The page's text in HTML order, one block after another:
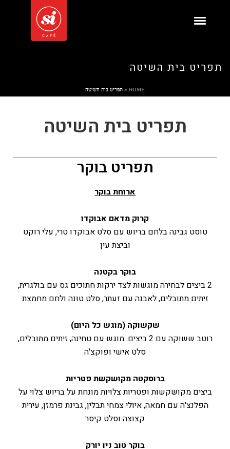
תפריט בית השיטה
HOME
» תפריט בית השיטה
תפריט בית השיטה
תפריט בוקר
ארוחת בוקר
קרוק מדאם אבוקדו
טוסט גבינה בלחם בריוש עם סלט אבוקדו טרי, עלי רוקט
וביצת עין
בוקר בקטנה
2 ביצים לבחירה מוגשות לצד ירקות חתוכים גס עם בולגרית,
זיתים מתובלים, לאבנה עם זעתר, סלט טונה ולחם מחמצת
שקשוקה (מוגש כל היום)
רוטב ששוקה עם 2 ביצים. מוגש עם טחינה, זיתים מתובלים,
סלט אישי ופוקצ'ה
ברוסקטה מקושקשת פטריות
ביצים מקושקשות ופטריות צלויות מונחת על בריוש צלוי על
הפלנצ'ה עם חמאה, איולי צמחי תבלין, גבינת פרמזן, עירית
קצוצה וסלט קיסר
בוקר טוב ניו יורק